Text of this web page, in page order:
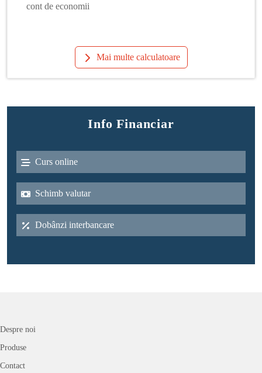
cont de economii
Mai multe calculatoare
Info Financiar
Curs online
Schimb valutar
Dobânzi interbancare
Despre noi
Produse
Contact